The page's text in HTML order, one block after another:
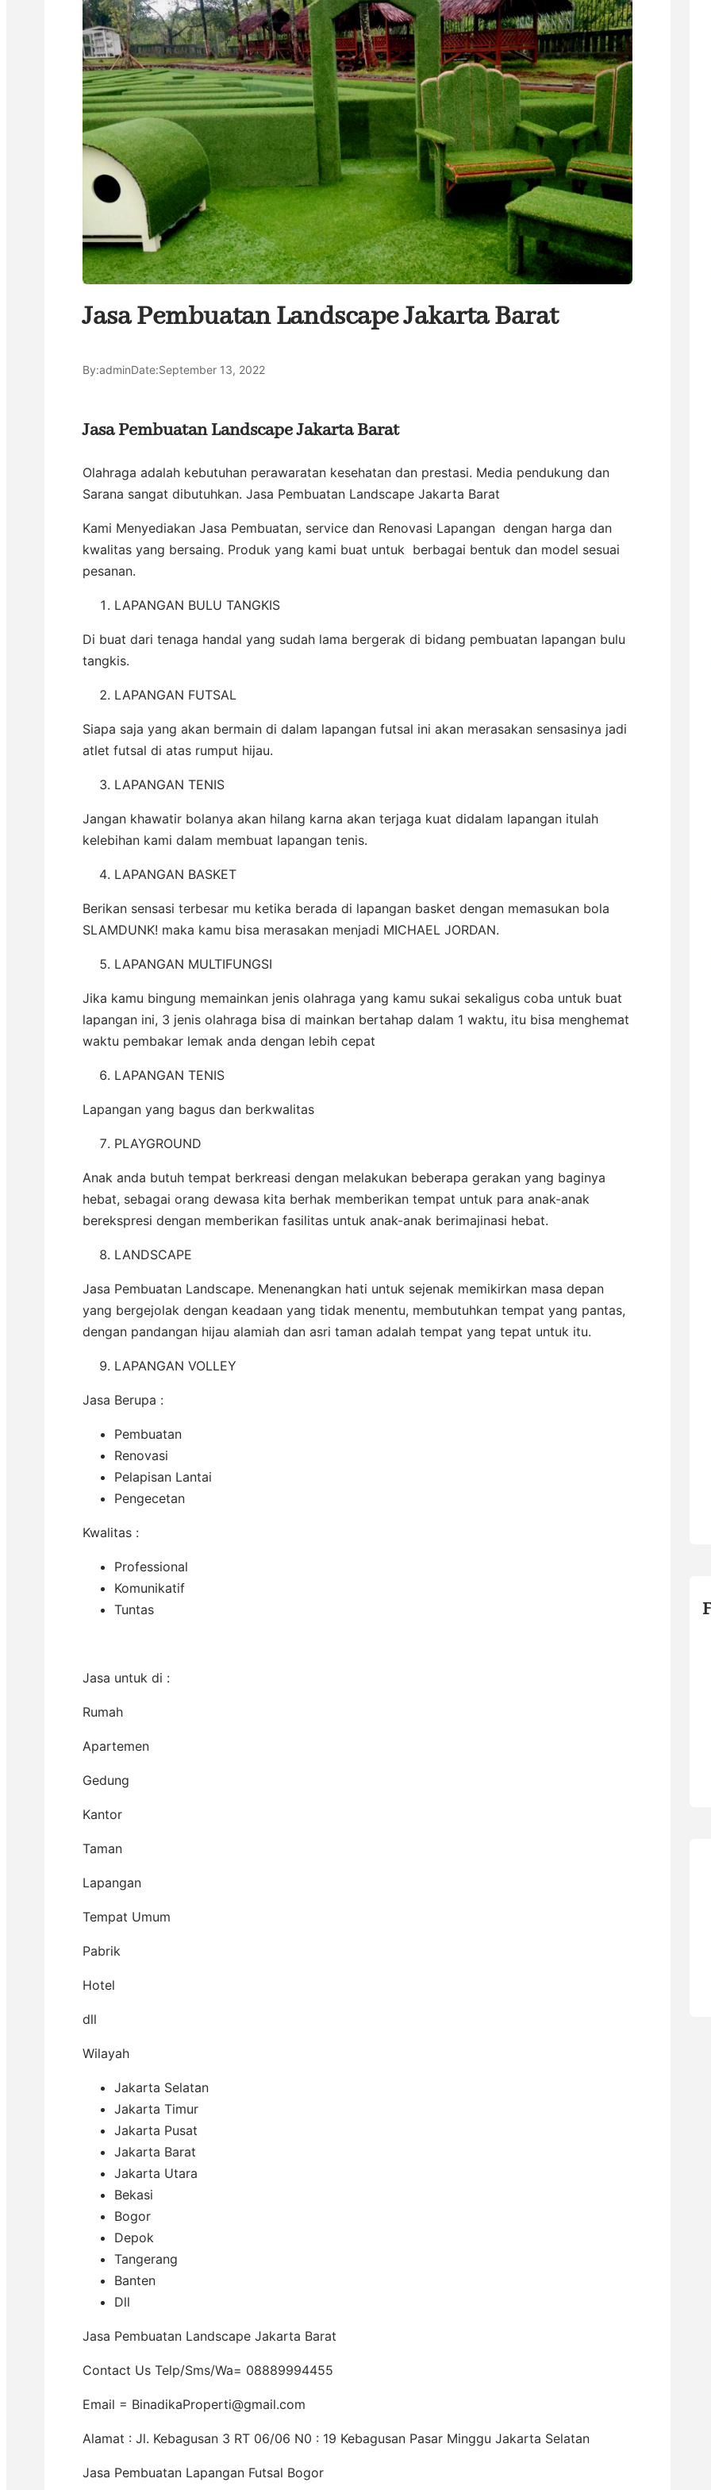
Jasa Pembuatan Landscape Jakarta Barat
By:adminDate:September 13, 2022
Jasa Pembuatan Landscape Jakarta Barat
Olahraga adalah kebutuhan perawaratan kesehatan dan prestasi. Media pendukung dan
Sarana sangat dibutuhkan. Jasa Pembuatan Landscape Jakarta Barat
Kami Menyediakan Jasa Pembuatan, service dan Renovasi Lapangan dengan harga dan
kwalitas yang bersaing. Produk yang kami buat untuk berbagai bentuk dan model sesuai
pesanan.
LAPANGAN BULU TANGKIS
Di buat dari tenaga handal yang sudah lama bergerak di bidang pembuatan lapangan bulu
tangkis.
LAPANGAN FUTSAL
Siapa saja yang akan bermain di dalam lapangan futsal ini akan merasakan sensasinya jadi
atlet futsal di atas rumput hijau.
LAPANGAN TENIS
Jangan khawatir bolanya akan hilang karna akan terjaga kuat didalam lapangan itulah
kelebihan kami dalam membuat lapangan tenis.
LAPANGAN BASKET
Berikan sensasi terbesar mu ketika berada di lapangan basket dengan memasukan bola
SLAMDUNK! maka kamu bisa merasakan menjadi MICHAEL JORDAN.
LAPANGAN MULTIFUNGSI
Jika kamu bingung memainkan jenis olahraga yang kamu sukai sekaligus coba untuk buat
lapangan ini, 3 jenis olahraga bisa di mainkan bertahap dalam 1 waktu, itu bisa menghemat
waktu pembakar lemak anda dengan lebih cepat
LAPANGAN TENIS
Lapangan yang bagus dan berkwalitas
PLAYGROUND
Anak anda butuh tempat berkreasi dengan melakukan beberapa gerakan yang baginya
hebat, sebagai orang dewasa kita berhak memberikan tempat untuk para anak-anak
berekspresi dengan memberikan fasilitas untuk anak-anak berimajinasi hebat.
LANDSCAPE
Jasa Pembuatan Landscape. Menenangkan hati untuk sejenak memikirkan masa depan
yang bergejolak dengan keadaan yang tidak menentu, membutuhkan tempat yang pantas,
dengan pandangan hijau alamiah dan asri taman adalah tempat yang tepat untuk itu.
LAPANGAN VOLLEY
Jasa Berupa :
Pembuatan
Renovasi
Pelapisan Lantai
Pengecetan
Kwalitas :
Professional
Komunikatif
Tuntas
Jasa untuk di :
Rumah
Apartemen
Gedung
Kantor
Taman
Lapangan
Tempat Umum
Pabrik
Hotel
dll
Wilayah
Jakarta Selatan
Jakarta Timur
Jakarta Pusat
Jakarta Barat
Jakarta Utara
Bekasi
Bogor
Depok
Tangerang
Banten
Dll
Jasa Pembuatan Landscape Jakarta Barat
Contact Us Telp/Sms/Wa= 08889994455
Email = BinadikaProperti@gmail.com
Alamat : Jl. Kebagusan 3 RT 06/06 N0 : 19 Kebagusan Pasar Minggu Jakarta Selatan
Jasa Pembuatan Lapangan Futsal Bogor